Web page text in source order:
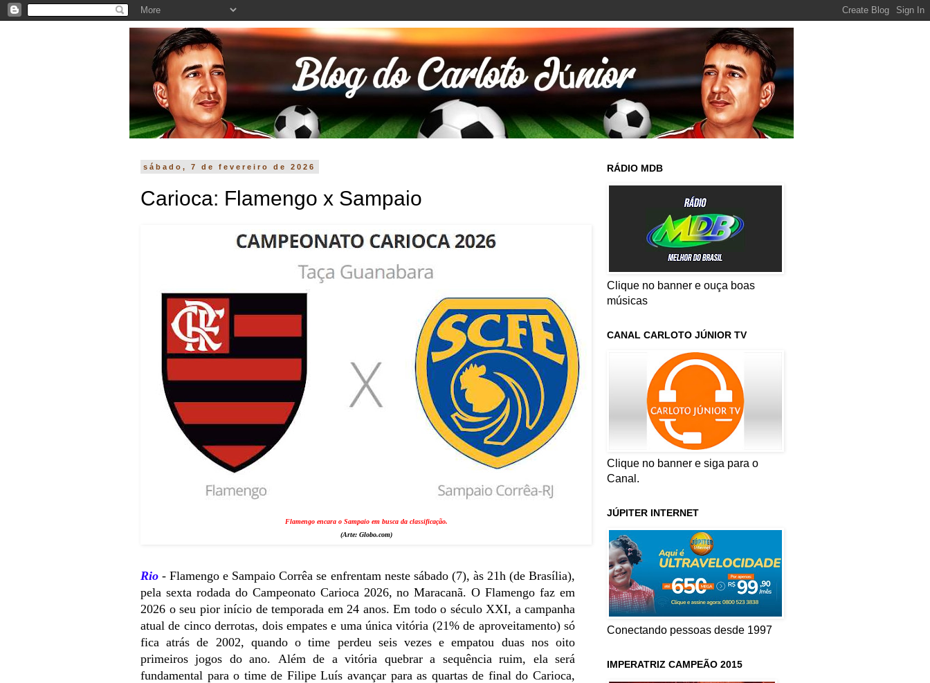
sábado, 7 de fevereiro de 2026
Carioca: Flamengo x Sampaio
Flamengo encara o Sampaio em busca da classificação.
(Arte: Globo.com)
Rio- Flamengo e Sampaio Corrêa se enfrentam neste sábado (7), às 21h (de Brasília),
pela sexta rodada do Campeonato Carioca 2026, no Maracanã.O Flamengo faz em
2026 o seu pior início de temporada em 24 anos. Em todo o século XXI, a campanha
atual de cinco derrotas, dois empates e uma única vitória (21% de aproveitamento) só
fica atrás de 2002, quando o time perdeu seis vezes e empatou duas nos oito
primeiros jogos do ano. Além de a vitória quebrar a sequência ruim, ela será
fundamental para o time de Filipe Luís avançar para as quartas de final do Carioca,
RÁDIO MDB
Clique no banner e ouça boas
músicas
CANAL CARLOTO JÚNIOR TV
Clique no banner e siga para o
Canal.
JÚPITER INTERNET
Conectando pessoas desde 1997
IMPERATRIZ CAMPEÃO 2015